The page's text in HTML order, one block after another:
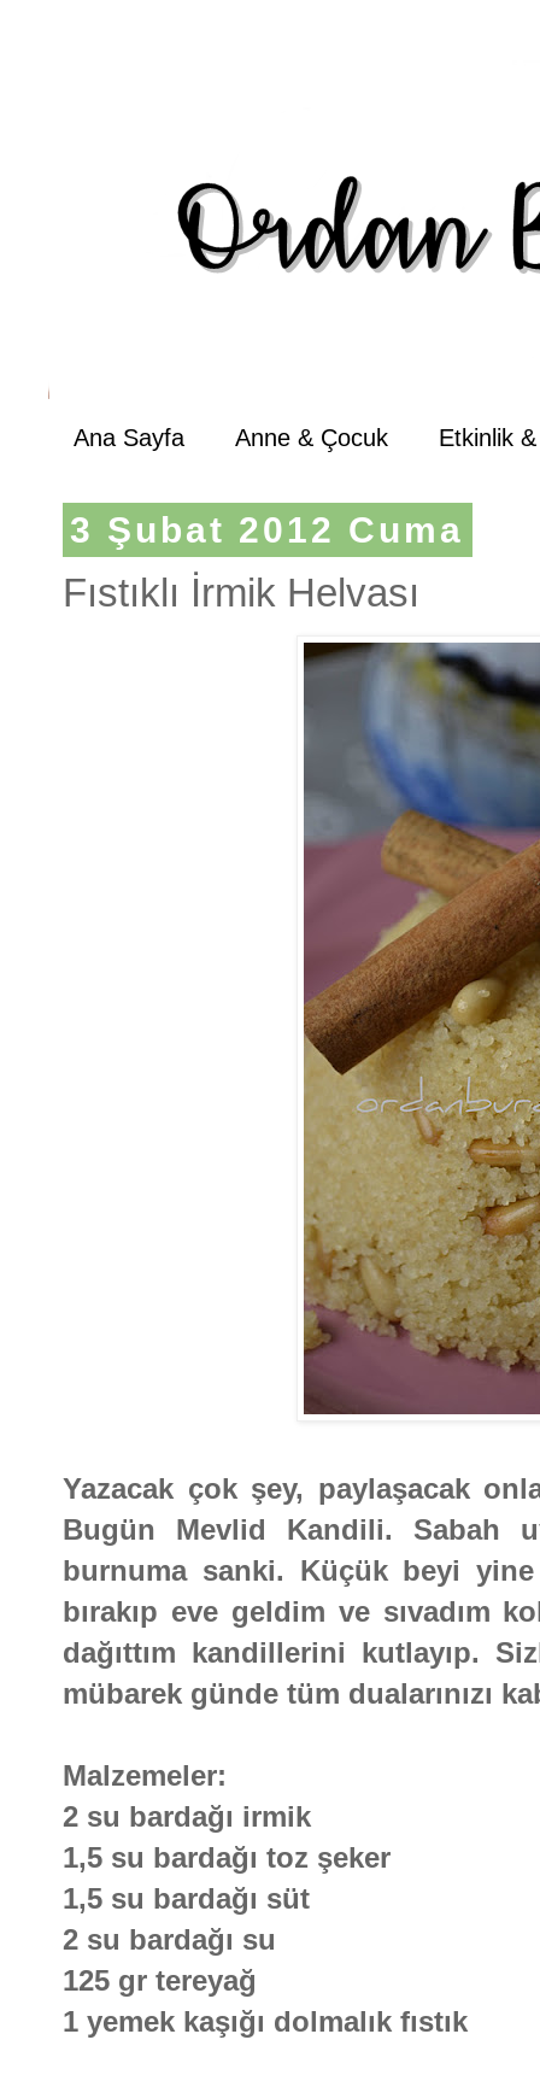
Ana Sayfa Anne & Çocuk Etkinlik
3 Şubat 2012 Cuma
Fıstıklı İrmik Helvası
Yazacak çok şey, paylaşacak
Bugün Mevlid Kandili. Sabah
burnuma sanki. Küçük beyi
bırakıp eve geldim ve sıvadım
dağıttım kandillerini kutlayıp.
mübarek günde tüm dualarınızı
Malzemeler:
2 su bardağı irmik
1,5 su bardağı toz şeker
1,5 su bardağı süt
2 su bardağı su
125 gr tereyağ
1 yemek kaşığı dolmalık fıstık